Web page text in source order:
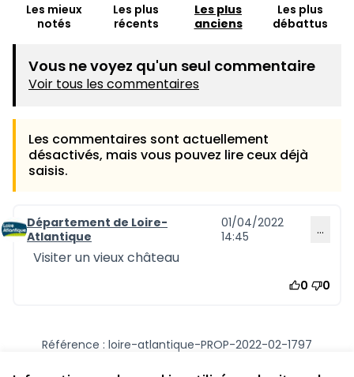
Les mieux
notés
Les plus
récents
Les plus
anciens
Les plus
débattus
Vous ne voyez qu'un seul commentaire
Voir tous les commentaires
Les commentaires sont actuellement
désactivés, mais vous pouvez lire ceux déjà
saisis.
Commentaire 1202
Département de Loire-
Atlantique
01/04/2022
14:45
…
Visiter un vieux château
0 0
Référence : loire-atlantique-PROP-2022-02-1797
Vérifiez l'empreinte numérique